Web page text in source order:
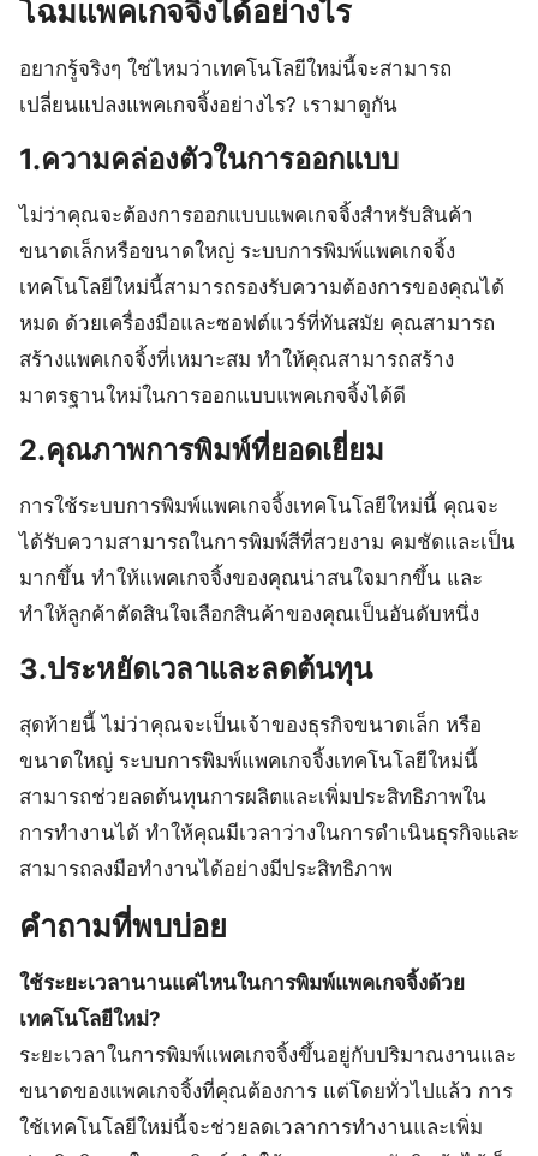
โฉมแพคเกจจิ้งได้อย่างไร
อยากรู้จริงๆ ใช่ไหมว่าเทคโนโลยีใหม่นี้จะสามารถ
เปลี่ยนแปลงแพคเกจจิ้งอย่างไร? เรามาดูกัน
1.ความคล่องตัวในการออกแบบ
ไม่ว่าคุณจะต้องการออกแบบแพคเกจจิ้งสำหรับสินค้า
ขนาดเล็กหรือขนาดใหญ่ ระบบการพิมพ์แพคเกจจิ้ง
เทคโนโลยีใหม่นี้สามารถรองรับความต้องการของคุณได้
หมด ด้วยเครื่องมือและซอฟต์แวร์ที่ทันสมัย คุณสามารถ
สร้างแพคเกจจิ้งที่เหมาะสม ทำให้คุณสามารถสร้าง
มาตรฐานใหม่ในการออกแบบแพคเกจจิ้งได้ดี
2.คุณภาพการพิมพ์ที่ยอดเยี่ยม
การใช้ระบบการพิมพ์แพคเกจจิ้งเทคโนโลยีใหม่นี้ คุณจะ
ได้รับความสามารถในการพิมพ์สีที่สวยงาม คมชัดและเป็น
มากขึ้น ทำให้แพคเกจจิ้งของคุณน่าสนใจมากขึ้น และ
ทำให้ลูกค้าตัดสินใจเลือกสินค้าของคุณเป็นอันดับหนึ่ง
3.ประหยัดเวลาและลดต้นทุน
สุดท้ายนี้ ไม่ว่าคุณจะเป็นเจ้าของธุรกิจขนาดเล็ก หรือ
ขนาดใหญ่ ระบบการพิมพ์แพคเกจจิ้งเทคโนโลยีใหม่นี้
สามารถช่วยลดต้นทุนการผลิตและเพิ่มประสิทธิภาพใน
การทำงานได้ ทำให้คุณมีเวลาว่างในการดำเนินธุรกิจและ
สามารถลงมือทำงานได้อย่างมีประสิทธิภาพ
คำถามที่พบบ่อย
ใช้ระยะเวลานานแค่ไหนในการพิมพ์แพคเกจจิ้งด้วย
เทคโนโลยีใหม่?
ระยะเวลาในการพิมพ์แพคเกจจิ้งขึ้นอยู่กับปริมาณงานและ
ขนาดของแพคเกจจิ้งที่คุณต้องการ แต่โดยทั่วไปแล้ว การ
ใช้เทคโนโลยีใหม่นี้จะช่วยลดเวลาการทำงานและเพิ่ม